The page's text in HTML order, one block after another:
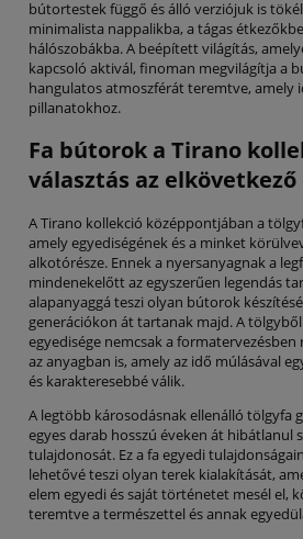
bútortestek függő és álló verziójuk is
minimalista nappalikba, a tágas
hálószobákba. A beépített világítás,
kapcsoló aktivál, finoman megvilágítja a
hangulatos atmoszférát teremtve, amely
pillanatokhoz.
Fa bútorok a Tirano
választás az elkövetkező
A Tirano kollekció középpontjában a
amely egyediségének és a minket
alkotórésze. Ennek a nyersanyagnak a
mindenekelőtt az egyszerűen legendás
alapanyaggá teszi olyan bútorok
generációkon át tartanak majd. A
egyedisége nemcsak a
az anyagban is, amely az idő múlásával
és karakteresebbé válik.
A legtöbb károsodásnak ellenálló tölgyfa
egyes darab hosszú éveken át hibátlanul
tulajdonosát. Ez a fa egyedi
lehetővé teszi olyan terek kialakítását,
elem egyedi és saját történetet mesél el,
teremtve a természettel és annak